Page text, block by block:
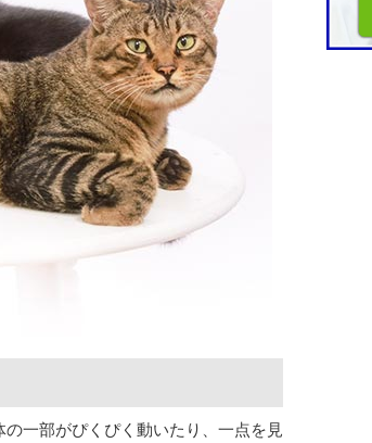
一部がぴくぴく動いたり、一点を見